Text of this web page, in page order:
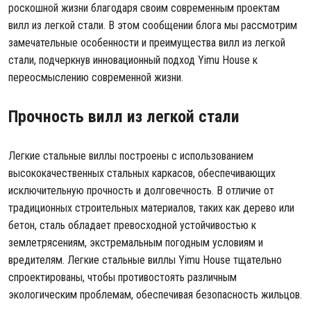
роскошной жизни благодаря своим современным проектам
вилл из легкой стали. В этом сообщении блога мы рассмотрим
замечательные особенности и преимущества вилл из легкой
стали, подчеркнув инновационный подход Yimu House к
переосмыслению современной жизни.
Прочность вилл из легкой стали
Легкие стальные виллы построены с использованием
высококачественных стальных каркасов, обеспечивающих
исключительную прочность и долговечность. В отличие от
традиционных строительных материалов, таких как дерево или
бетон, сталь обладает превосходной устойчивостью к
землетрясениям, экстремальным погодным условиям и
вредителям. Легкие стальные виллы Yimu House тщательно
спроектированы, чтобы противостоять различным
экологическим проблемам, обеспечивая безопасность жильцов.